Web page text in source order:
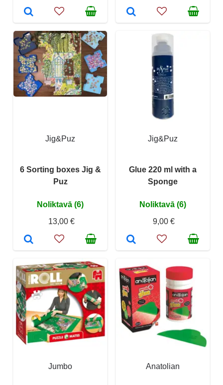
Jig&Puz
6 Sorting boxes Jig &
Puz
Noliktavā (6)
13,00 €
Jig&Puz
Glue 220 ml with a
Sponge
Noliktavā (6)
9,00 €
Jumbo Anatolian